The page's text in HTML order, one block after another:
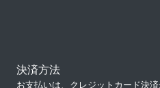
決済方法
お支払いは、クレジットカード決